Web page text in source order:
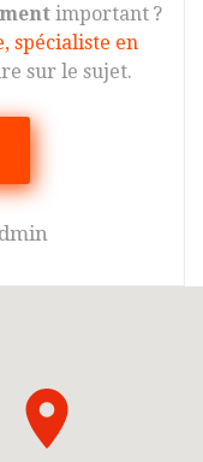
important ?
spécialiste en
sur le sujet.